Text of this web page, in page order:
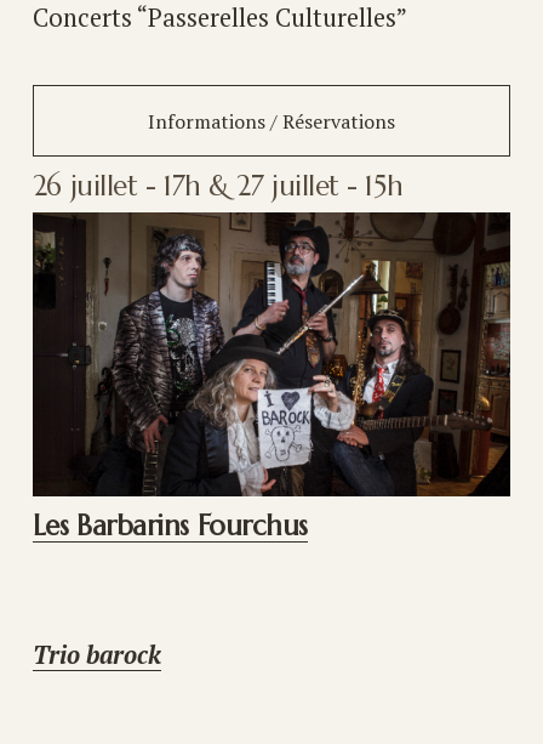
Concerts “Passerelles Culturelles”
Informations / Réservations
26 juillet - 17h & 27 juillet - 15h
Les Barbarins Fourchus
Trio barock